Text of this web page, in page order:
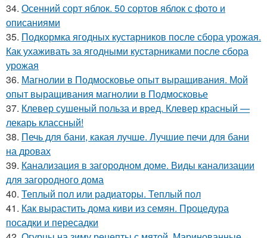
34. Осенний сорт яблок. 50 сортов яблок с фото и
описаниями
35. Подкормка ягодных кустарников после сбора урожая.
Как ухаживать за ягодными кустарниками после сбора
урожая
36. Магнолии в Подмосковье опыт выращивания. Мой
опыт выращивания магнолии в Подмосковье
37. Клевер сушеный польза и вред. Клевер красный —
лекарь классный!
38. Печь для бани, какая лучше. Лучшие печи для бани
на дровах
39. Канализация в загородном доме. Виды канализации
для загородного дома
40. Теплый пол или радиаторы. Теплый пол
41. Как вырастить дома киви из семян. Процедура
посадки и пересадки